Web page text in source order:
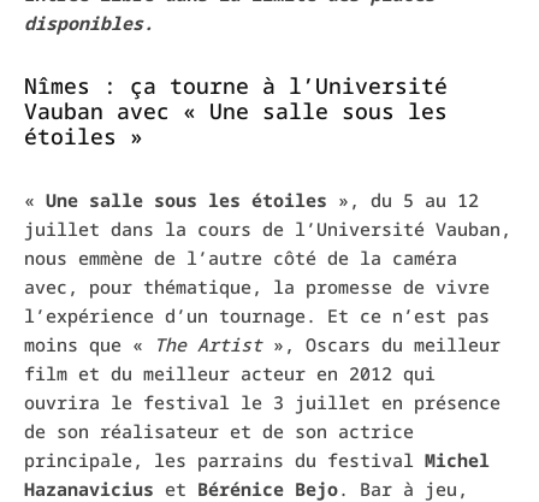
disponibles.
Nîmes : ça tourne à l’Université
Vauban avec « Une salle sous les
étoiles »
« Une salle sous les étoiles », du 5 au 12
juillet dans la cours de l’Université Vauban,
nous emmène de l’autre côté de la caméra
avec, pour thématique, la promesse de vivre
l’expérience d’un tournage. Et ce n’est pas
moins que «
The Artist», Oscars du meilleur
film et du meilleur acteur en 2012 qui
ouvrira le festival le 3 juillet en présence
de son réalisateur et de son actrice
principale, les parrains du festival Michel
Hazanavicius et Bérénice Bejo. Bar à jeu,